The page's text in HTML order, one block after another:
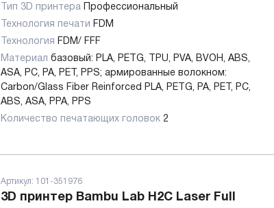
Тип 3D принтера
Профессиональный
Технология печати FDM
Технология FDM/ FFF
Материал базовый: PLA, PETG, TPU, PVA, BVOH, ABS,
ASA, PC, PA, PET, PPS; армированные волокном:
Carbon/Glass Fiber Reinforced PLA, PETG, PA, PET, PC,
ABS, ASA, PPA, PPS
Количество печатающих головок 2
Артикул: 101-351976
3D принтер Bambu Lab H2C Laser Full